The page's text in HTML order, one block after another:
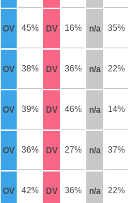
OV 45% DV 16% n/a 35%
OV 38% DV 36% n/a 22%
OV 39% DV 46% n/a 14%
OV 36% DV 27% n/a 37%
OV 42% DV 36% n/a 22%